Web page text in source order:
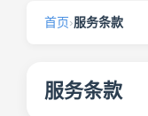
首页›服务条款
服务条款